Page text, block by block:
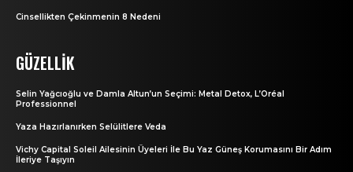
Cinsellikten Çekinmenin 8 Nedeni
GÜZELLIK
Selin Yağcıoğlu ve Damla Altun’un Seçimi: Metal Detox, L’Oréal
Professionnel
Yaza Hazırlanırken Selülitlere Veda
Vichy Capital Soleil Ailesinin Üyeleri İle Bu Yaz Güneş Korumasını Bir Adım
İleriye Taşıyın